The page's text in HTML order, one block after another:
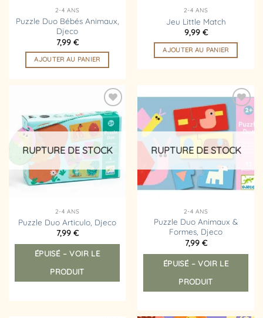
2-4 ANS
Puzzle Duo Bébés Animaux,
Djeco
7,99 €
AJOUTER AU PANIER
2-4 ANS
Jeu Little Match
9,99 €
AJOUTER AU PANIER
Ajouter
à la
liste
d’envies
RUPTURE DE STOCK
2-4 ANS
Puzzle Duo Articulo, Djeco
7,99 €
ÉPUISÉ – VOIR LE
PRODUIT
Ajouter
à la
liste
d’envies
RUPTURE DE STOCK
2-4 ANS
Puzzle Duo Animaux &
Formes, Djeco
7,99 €
ÉPUISÉ – VOIR LE
PRODUIT